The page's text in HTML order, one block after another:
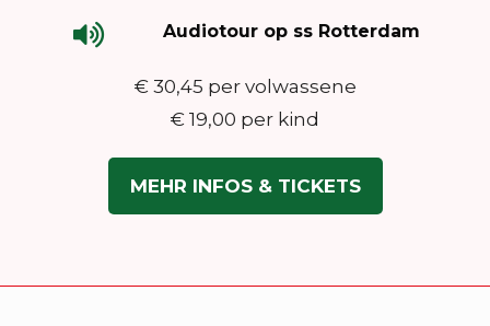
Audiotour op ss Rotterdam
€ 30,45 per volwassene
€ 19,00 per kind
MEHR INFOS & TICKETS